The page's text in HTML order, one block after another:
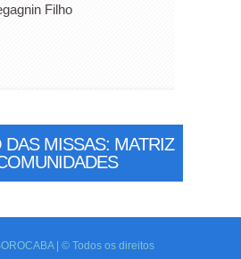
Filho
DAS MISSAS: MATRIZ
| © Todos os direitos